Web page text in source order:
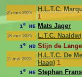
25 mei 2025
H.L.T.C.
1
1e HE Mats Jager
18 mei 2025 L.T.C.
1e HD Stijn de
11 mei 2025
H.L.T.C. De
Haag) 1
1e HE Stephan